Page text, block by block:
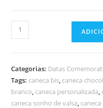
Categorias: Datas
Tags: caneca bis, caneca
branco, caneca personalizada,
caneca sonho de valsa,